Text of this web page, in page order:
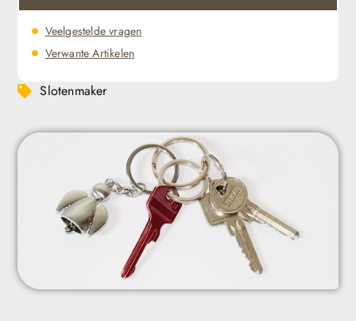
Veelgestelde vragen
Verwante Artikelen
Slotenmaker